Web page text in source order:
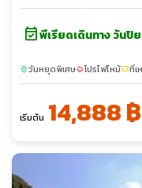
event_availableพีเรียดเดินทาง วันปิ
sunnyวันหยุดพิเศษlocal_fire_departmentโปรไฟไหม้confirmation_numberที่เ
เริ่มต้น 14,888 ฿